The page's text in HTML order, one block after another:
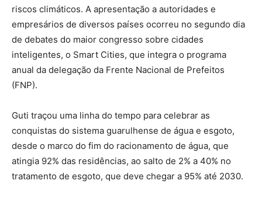
riscos climáticos. A apresentação a autoridades e
empresários de diversos países ocorreu no segundo dia
de debates do maior congresso sobre cidades
inteligentes, o Smart Cities, que integra o programa
anual da delegação da Frente Nacional de Prefeitos
(FNP).
Guti traçou uma linha do tempo para celebrar as
conquistas do sistema guarulhense de água e esgoto,
desde o marco do fim do racionamento de água, que
atingia 92% das residências, ao salto de 2% a 40% no
tratamento de esgoto, que deve chegar a 95% até 2030.